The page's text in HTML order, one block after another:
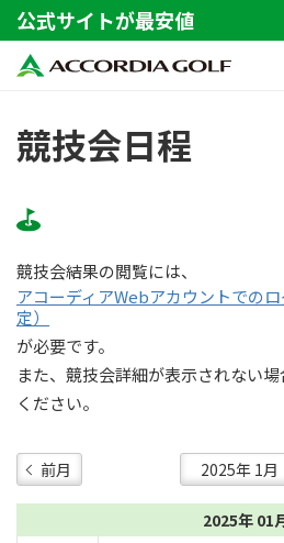
公式サイトが最安値
競技会日程
競技会結果の閲覧には、
アコーディアWebアカウントでの
定）
が必要です。
また、競技会詳細が表示されない
ください。
前月
2025年 01